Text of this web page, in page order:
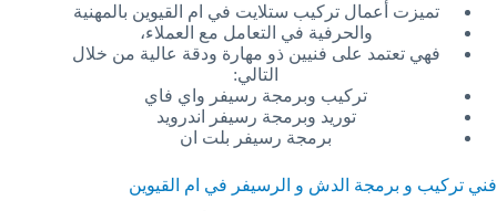
تميزت أعمال تركيب ستلايت في ام القيوين بالمهنية
والحرفية في التعامل مع العملاء،
فهي تعتمد على فنيين ذو مهارة ودقة عالية من خلال
التالي:
تركيب وبرمجة رسيفر واي فاي
توريد وبرمجة رسيفر اندرويد
برمجة رسيفر بلت ان
فني تركيب و برمجة الدش و الرسيفر في ام القيوين